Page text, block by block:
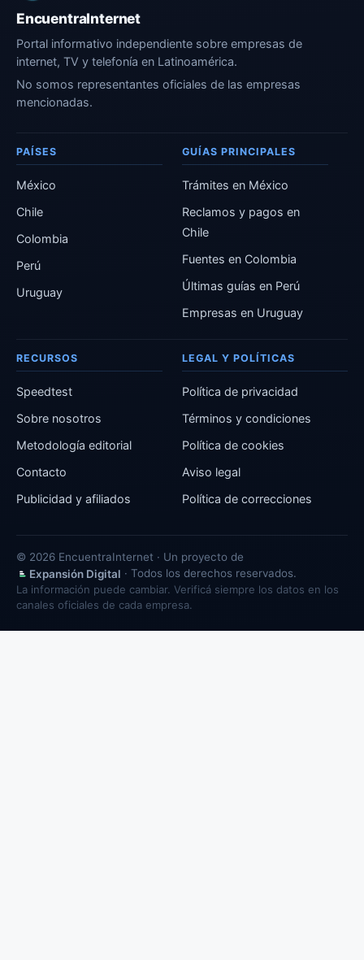
EncuentraInternet
Portal informativo independiente sobre empresas de
internet, TV y telefonía en Latinoamérica.
No somos representantes oficiales de las empresas
mencionadas.
PAÍSES
México
Chile
Colombia
Perú
Uruguay
GUÍAS PRINCIPALES
Trámites en México
Reclamos y pagos en
Chile
Fuentes en Colombia
Últimas guías en Perú
Empresas en Uruguay
RECURSOS
Speedtest
Sobre nosotros
Metodología editorial
Contacto
Publicidad y afiliados
LEGAL Y POLÍTICAS
Política de privacidad
Términos y condiciones
Política de cookies
Aviso legal
Política de correcciones
© 2026 EncuentraInternet · Un proyecto de
Expansión Digital · Todos los derechos reservados.
La información puede cambiar. Verificá siempre los datos en los
canales oficiales de cada empresa.